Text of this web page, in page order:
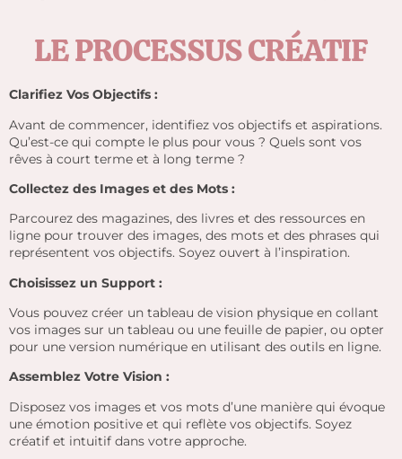
LE PROCESSUS CRÉATIF
Clarifiez Vos Objectifs :
Avant de commencer, identifiez vos objectifs et aspirations.
Qu’est-ce qui compte le plus pour vous ? Quels sont vos
rêves à court terme et à long terme ?
Collectez des Images et des Mots :
Parcourez des magazines, des livres et des ressources en
ligne pour trouver des images, des mots et des phrases qui
représentent vos objectifs. Soyez ouvert à l’inspiration.
Choisissez un Support :
Vous pouvez créer un tableau de vision physique en collant
vos images sur un tableau ou une feuille de papier, ou opter
pour une version numérique en utilisant des outils en ligne.
Assemblez Votre Vision :
Disposez vos images et vos mots d’une manière qui évoque
une émotion positive et qui reflète vos objectifs. Soyez
créatif et intuitif dans votre approche.